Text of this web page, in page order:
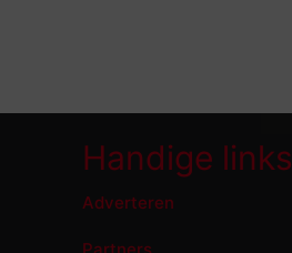
Handige links
Adverteren